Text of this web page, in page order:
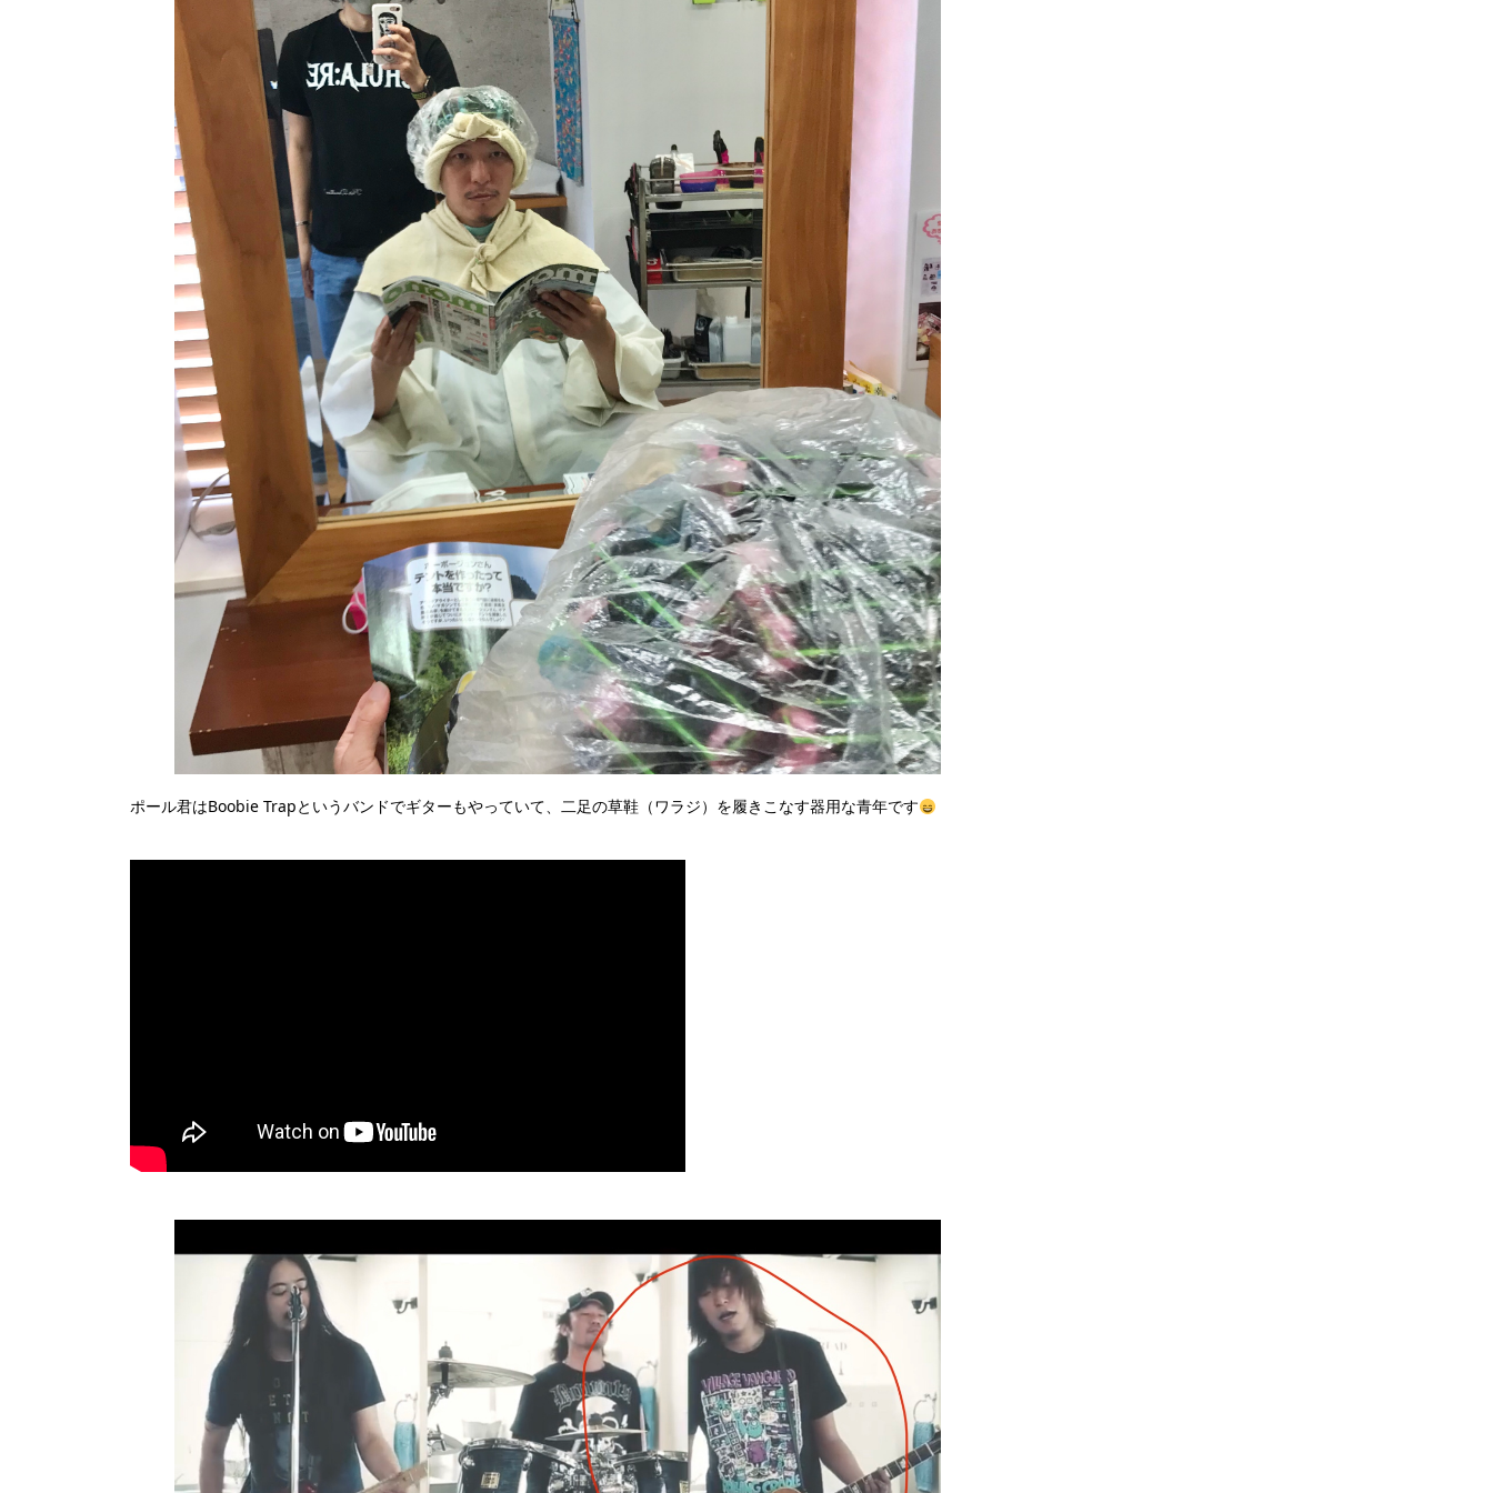
ポール君はBoobie Trapというバンドでギターもやっていて、二足の草鞋（ワラジ）を履きこなす器用な青年です